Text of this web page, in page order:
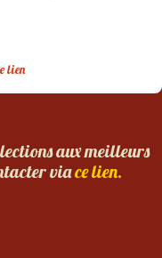
lien
aux meilleurs
viace lien.